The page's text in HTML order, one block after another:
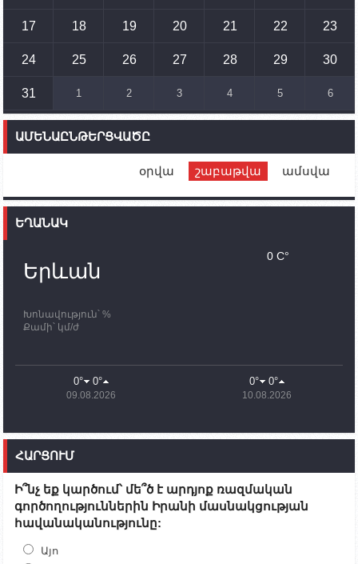
14:54 02.10.2023
տեղակայված հայկական դիրքերի անձնակազմի
համար սնունդ տեղափոխող մեքենայի
ունեն. կիպրոսցի խորհրդարանականը՝ Ալեն
Ֆրանսիայի ԱԳ նախարարը կայցելի Հայաստան
պատասխանատուներ կմնան ԼՂ-ում՝ մինչև
որոնողափրկարարական աշխատանքների
11:03
ՄԱԿ-ի առաքելությունը շատ, շատ, շատ օգտակար
Ադրբեջանի փոխվարչապետն այսօր կմեկնի
Ստեփանակերտ
10:07 02.10.2023
09:38 02.10.2023
Խումբն Արցախում կմնա` մինչև զոհվածների
աճյունների ու անհետ կորածների
17 18 19 20 21 22 23
24 25 26 27 28 29 30
31 1 2 3 4 5 6
ԱՄԵՆԱԸՆԹԵՐՑՎԱԾԸ
օրվա շաբաթվա ամսվա
ԵՂԱՆԱԿ
Երևան
Խոնավություն՝ %
Քամի՝ կմ/ժ
0 C°
0° 0°
09.08.2026
0° 0°
10.08.2026
ՀԱՐՑՈՒՄ
Ի՞նչ եք կարծում՝ մե՞ծ է արդյոք ռազմական
գործողություններին Իրանի մասնակցության
հավանականությունը:
Այո